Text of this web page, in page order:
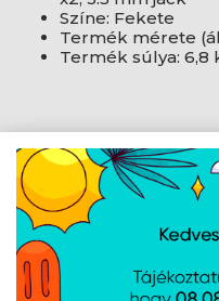
Színe: Fekete
Termék mérete
Termék súlya: 6,8